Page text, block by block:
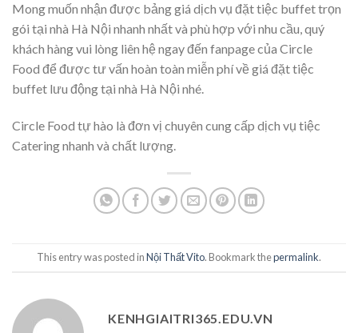
Mong muốn nhận được bảng giá dịch vụ đặt tiệc buffet trọn
gói tại nhà Hà Nội nhanh nhất và phù hợp với nhu cầu, quý
khách hàng vui lòng liên hệ ngay đến fanpage của Circle
Food để được tư vấn hoàn toàn miễn phí về giá đặt tiệc
buffet lưu động tại nhà Hà Nội nhé.
Circle Food tự hào là đơn vị chuyên cung cấp dịch vụ tiệc
Catering nhanh và chất lượng.
This entry was posted inNội Thất Vito. Bookmark thepermalink.
KENHGIAITRI365.EDU.VN